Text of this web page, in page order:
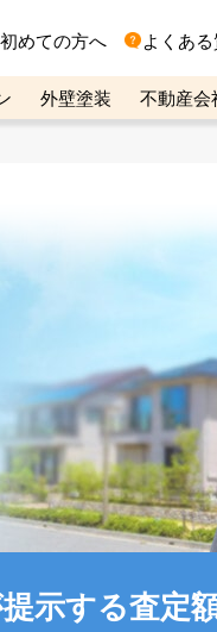
初めての方へ よくあ
外壁塗装
不動産会
相談デスク
示する査定